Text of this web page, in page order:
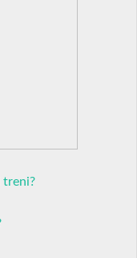
treni?